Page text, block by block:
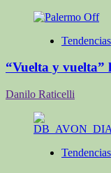
Tendencias
“Vuelta y
Danilo Raticelli
Tendencias